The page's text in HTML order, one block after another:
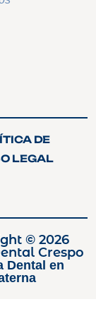
DE
LEGAL
© 2026
Crespo
Dental en